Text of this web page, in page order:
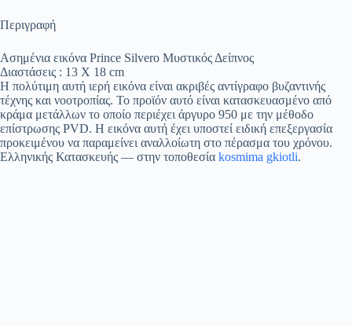
Περιγραφή
Ασημένια εικόνα Prince Silvero Μυστικός Δείπνος
Διαστάσεις : 13 Χ 18 cm
Η πολύτιμη αυτή ιερή εικόνα είναι ακριβές αντίγραφο βυζαντινής
τέχνης και νοοτροπίας. Το προϊόν αυτό είναι κατασκευασμένο από
κράμα μετάλλων το οποίο περιέχει άργυρο 950 με την μέθοδο
επίστρωσης PVD. Η εικόνα αυτή έχει υποστεί ειδική επεξεργασία
προκειμένου να παραμείνει αναλλοίωτη στο πέρασμα του χρόνου.
Ελληνικής Κατασκευής — στην τοποθεσία kosmima gkiotli.